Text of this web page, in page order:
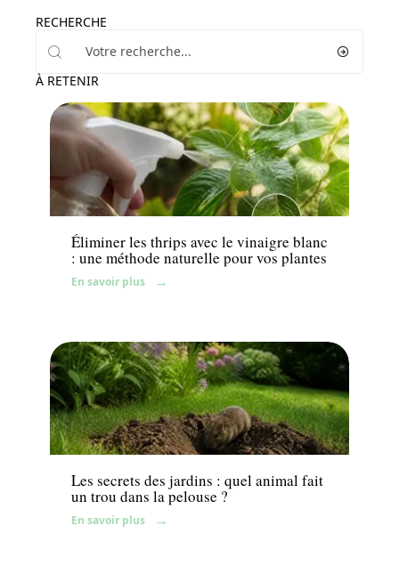
RECHERCHE
À RETENIR
Jardin
Éliminer les thrips avec le vinaigre blanc
: une méthode naturelle pour vos plantes
En savoir plus
Gazon
Les secrets des jardins : quel animal fait
un trou dans la pelouse ?
En savoir plus